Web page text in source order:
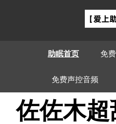
助眠首页 免
免费声控音频
佐佐木